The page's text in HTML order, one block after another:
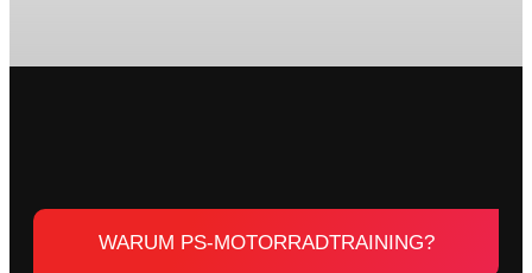
WARUM PS-MOTORRADTRAINING?